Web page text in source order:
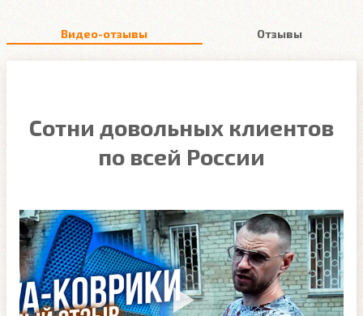
Видео-отзывы Отзывы
Сотни довольных клиентов
по всей России